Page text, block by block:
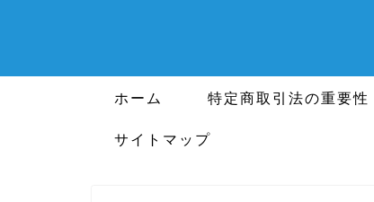
ホーム 特定商取引法の重要性
サイトマップ